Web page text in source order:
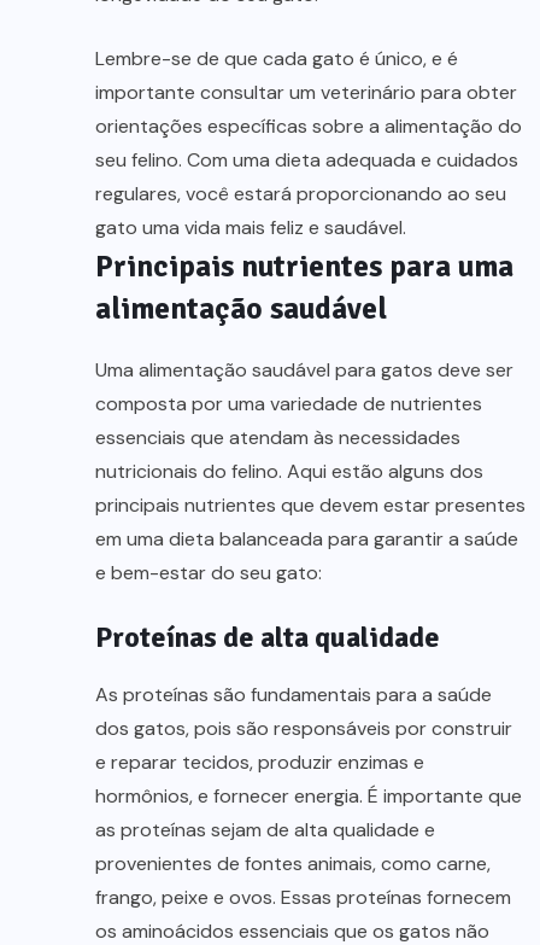
Lembre-se de que cada gato é único, e é
importante consultar um veterinário para obter
orientações específicas sobre a alimentação do
seu felino. Com uma dieta adequada e cuidados
regulares, você estará proporcionando ao seu
gato uma vida mais feliz e saudável.
Principais nutrientes para uma
alimentação saudável
Uma alimentação saudável para gatos deve ser
composta por uma variedade de nutrientes
essenciais que atendam às necessidades
nutricionais do felino. Aqui estão alguns dos
principais nutrientes que devem estar presentes
em uma dieta balanceada para garantir a saúde
e bem-estar do seu gato:
Proteínas de alta qualidade
As proteínas são fundamentais para a saúde
dos gatos, pois são responsáveis por construir
e reparar tecidos, produzir enzimas e
hormônios, e fornecer energia. É importante que
as proteínas sejam de alta qualidade e
provenientes de fontes animais, como carne,
frango, peixe e ovos. Essas proteínas fornecem
os aminoácidos essenciais que os gatos não